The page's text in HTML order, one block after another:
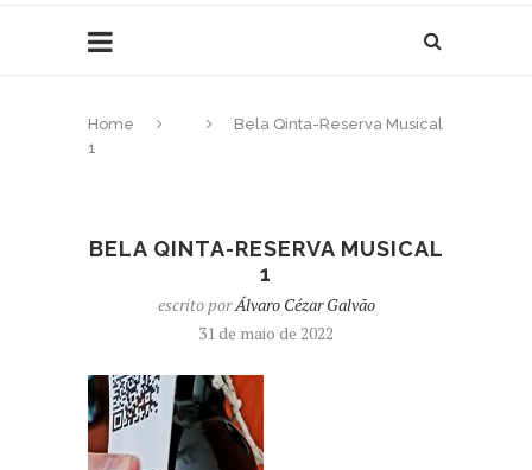
Home
Bela Qinta-Reserva Musical
1
BELA QINTA-RESERVA MUSICAL
1
escrito porÁlvaro Cézar Galvão
31 de maio de 2022